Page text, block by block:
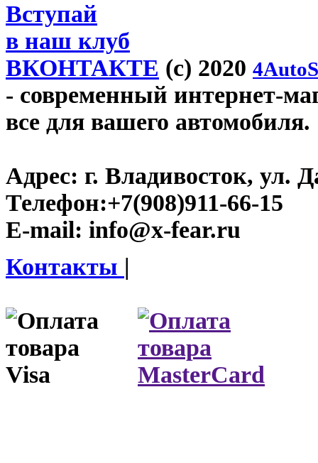
Вступай
в наш клуб
ВКОНТАКТЕ (c) 2020
- современный интернет-
все для вашего автомобиля.
Адрес: г. Владивосток, ул.
Телефон:+7(908)911-66-15
E-mail: info@x-fear.ru
Контакты |